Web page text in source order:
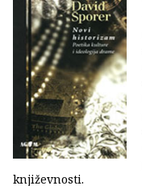
književnosti.